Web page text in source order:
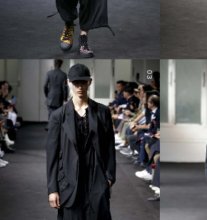
03